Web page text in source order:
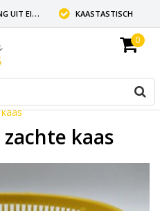
VOORRAAD KAASTASTISCH
0
kaas